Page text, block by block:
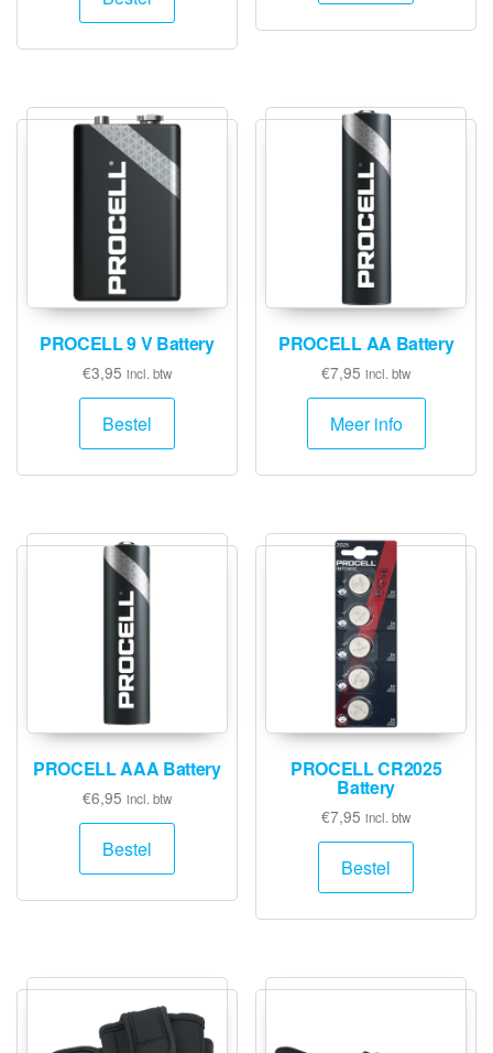
PROCELL 9 V Battery
€3,95 incl. btw
Bestel
PROCELL AA Battery
€7,95 incl. btw
Meer info
PROCELL AAA Battery
€6,95 incl. btw
Bestel
PROCELL CR2025
Battery
€7,95 incl. btw
Bestel